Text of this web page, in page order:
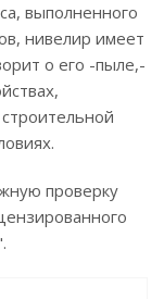
выполненного
нивелир имеет
о его -пыле,-
проверку